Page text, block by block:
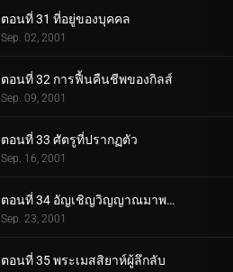
ตอนที่ 31 ที่อยู่ของบุคคล
Sep. 02, 2001
ตอนที่ 32 การฟื้นคืนชีพของกิลส์
Sep. 09, 2001
ตอนที่ 33 ศัตรูที่ปรากฏตัว
Sep. 16, 2001
ตอนที่ 34 อัญเชิญวิญญาณมาพบกัน
Sep. 23, 2001
ตอนที่ 35 พระเมสสิยาห์ผู้ลึกลับ